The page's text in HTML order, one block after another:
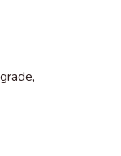
,